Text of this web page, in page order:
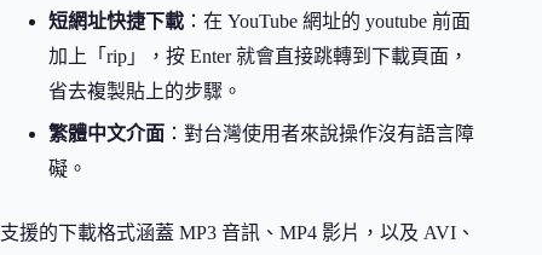
短網址快捷下載 ：在 YouTube 網址的 youtube 前面
加上「rip」，按 Enter 就會直接跳轉到下載頁面，
省去複製貼上的步驟。
繁體中文介面 ：對台灣使用者來說操作沒有語言障
礙。
支援的下載格式涵蓋 MP3 音訊、MP4 影片，以及 AVI、